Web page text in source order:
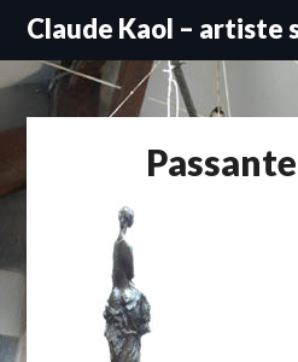
Skip
content
Claude Kaol – artiste